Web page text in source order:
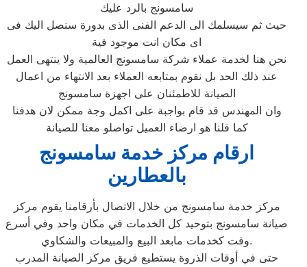
سامسونج بالرد عليك
حيث ثم سيسلمك الى الدعم الفنى الذى بدورة سنصل اليك فى
اى مكان انت موجود فية
نحن هنا لخدمة عملاء شركة سامسونج العالمية ولا ينتهى العمل
عند ذلك الحد بل نقوم بمتابعه العملاء بعد الانتهاء من اعمال
الصيانة للاطمئنان على اجهزة سامسونج
وان المهندس قد قام بواجبة على اكمل وجة ممكن لان هدفنا
كما قلنا هو ارضاء العميل تواصلو معنا للصيانة
ارقام مركز خدمة سامسونج
بالعطارين
مركز خدمة سامسونج من خلال الاتصال بأرقامنا يقوم مركز
صيانة سامسونج بتوحيد كل الخدمات في مكان واحد وفي أسرع
وقت كخدمات مابعد البيع والمبيعات والشكاوي.
حتى في أوقات الذروة يستطيع فريق مركز الصيانة المدرب